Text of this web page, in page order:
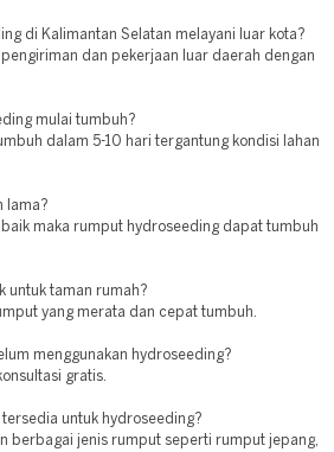
di Kalimantan Selatan melayani luar kota?
pengiriman dan pekerjaan luar daerah dengan
mulai tumbuh?
dalam 5-10 hari tergantung kondisi lahan
lama?
maka rumput hydroseeding dapat tumbuh
untuk taman rumah?
yang merata dan cepat tumbuh.
menggunakan hydroseeding?
gratis.
tersedia untuk hydroseeding?
berbagai jenis rumput seperti rumput jepang,